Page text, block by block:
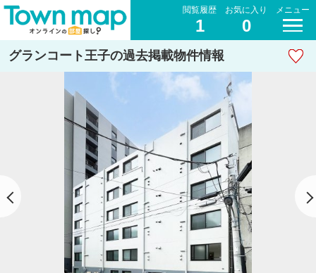
閲覧履歴
1
お気に入り
0
メニュー
グランコート王子の過去掲載物件情報